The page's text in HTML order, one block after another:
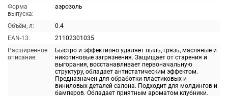
Форма
выпуска:
аэрозоль
Объём, л:
0.4
EAN-13:
21102301035
Расширенное
описание:
Быстро и эффективно удаляет пыль, грязь, масляные и
никотиновые загрязнения. Защищает от старения и
выгорания, восстанавливает первоначальную
структуру, обладает антистатическим эффектом.
Предназначен для обработки пластиковых и
виниловых деталей салона. Подходит для молдингов и
бамперов. Обладает приятным ароматом клубники.